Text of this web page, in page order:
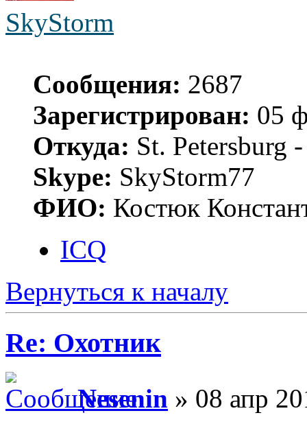
SkyStorm
Сообщения: 2687
Зарегистрирован: 05
Откуда: St. Petersburg
Skype: SkyStorm77
ФИО: Костюк
ICQ
Вернуться к началу
Re: Охотник
Nesenin » 08 апр